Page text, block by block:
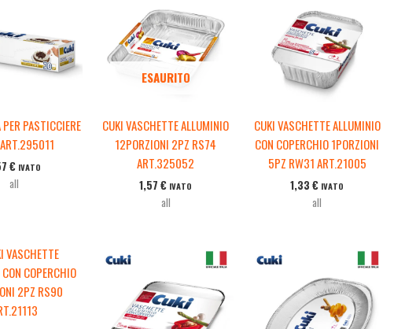
PASTICCIERE
€ IVATO
all
ESAURITO
CUKI VASCHETTE ALLUMINIO
12PORZIONI 2PZ RS74
ART.325052
1,57€ IVATO
all
CUKI VASCHETTE ALLUMINIO
CON COPERCHIO 1PORZIONI
5PZ RW31 ART.21005
1,33€ IVATO
all